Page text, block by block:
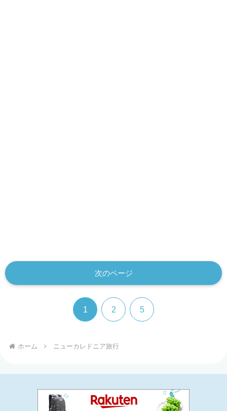
次のページ
1 2 5
ホーム ニューカレドニア旅行